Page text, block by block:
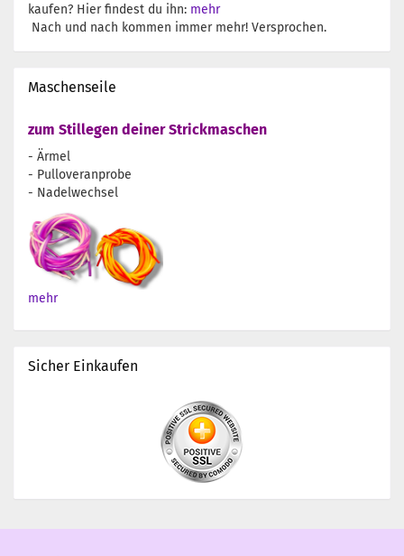
kaufen? Hier findest du ihn: mehr
Nach und nach kommen immer mehr! Versprochen.
Maschenseile
zum Stillegen deiner Strickmaschen
- Ärmel
- Pulloveranprobe
- Nadelwechsel
mehr
Sicher Einkaufen